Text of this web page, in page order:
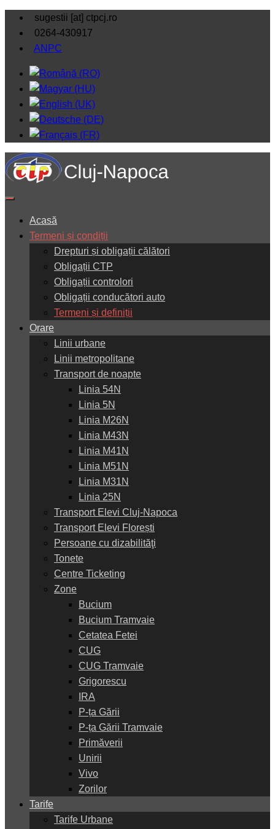
sugestii [at] ctpcj.ro
0264-430917
ANPC
Acasă
Termeni și condiții
Drepturi și obligații călători
Obligații CTP
Obligații controlori
Obligații conducători auto
Termeni și definiții
Orare
Linii urbane
Linii metropolitane
Transport de noapte
Linia 54N
Linia 5N
Linia M26N
Linia M43N
Linia M41N
Linia M51N
Linia M31N
Linia 25N
Transport Elevi Cluj-Napoca
Transport Elevi Florești
Persoane cu dizabilităţi
Tonete
Centre Ticketing
Zone
Bucium
Bucium Tramvaie
Cetatea Fetei
CUG
CUG Tramvaie
Grigorescu
IRA
P-ța Gării
P-ța Gării Tramvaie
Primăverii
Unirii
Vivo
Zorilor
Tarife
Tarife Urbane